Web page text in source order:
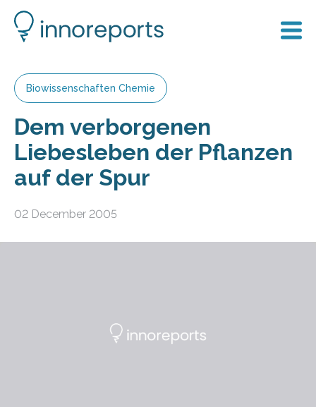
Biowissenschaften Chemie
Dem verborgenen
Liebesleben der Pflanzen
auf der Spur
02 December 2005